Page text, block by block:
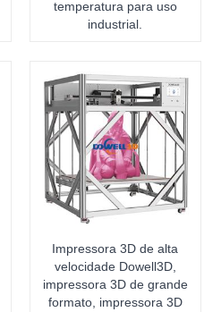
temperatura para uso
industrial.
Impressora 3D de alta
velocidade Dowell3D,
impressora 3D de grande
formato, impressora 3D